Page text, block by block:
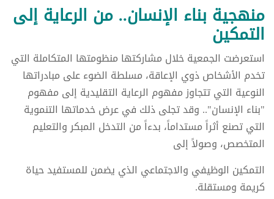
منهجية بناء الإنسان.. من الرعاية إلى
التمكين
استعرضت الجمعية خلال مشاركتها منظومتها المتكاملة التي
تخدم الأشخاص ذوي الإعاقة، مسلطة الضوء على مبادراتها
النوعية التي تتجاوز مفهوم الرعاية التقليدية إلى مفهوم
"بناء الإنسان".. وقد تجلى ذلك في عرض خدماتها التنموية
التي تصنع أثراً مستداماً، بدءاً من التدخل المبكر والتعليم
المتخصص، وصولاً إلى
التمكين الوظيفي والاجتماعي الذي يضمن للمستفيد حياة
كريمة ومستقلة.